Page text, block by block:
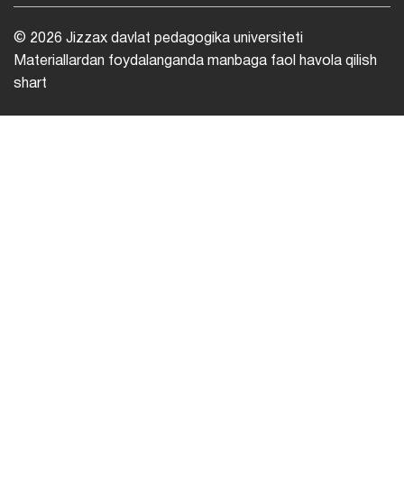
© 2026 Jizzax davlat pedagogika universiteti
Materiallardan foydalanganda manbaga faol havola qilish
shart